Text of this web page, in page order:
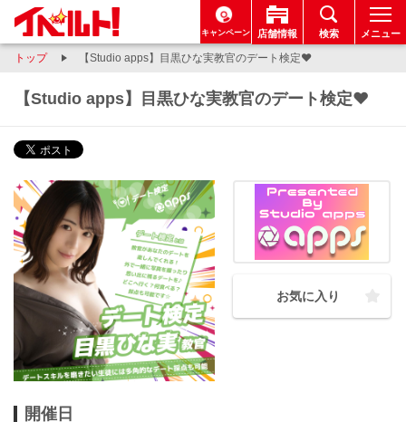
キャンペーン 店舗情報 検索 メニュー
トップ 【Studio apps】目黒ひな実教官のデート検定❤
【Studio apps】目黒ひな実教官のデート検定❤
お気に入り
開催日